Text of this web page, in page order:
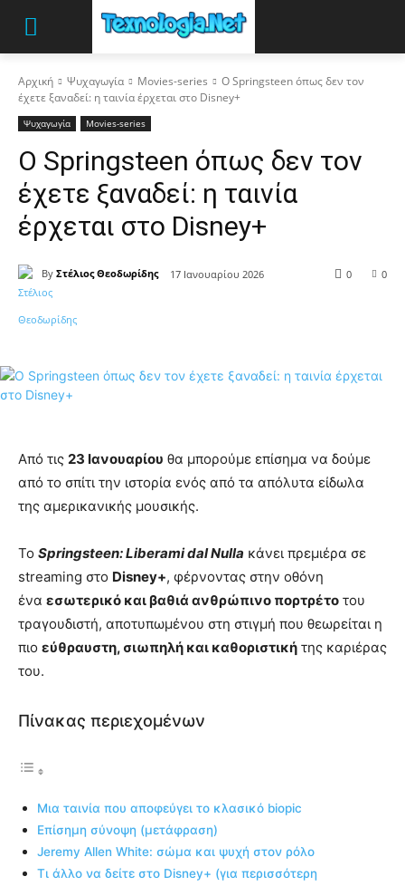
Αρχική Ψυχαγωγία Movies-series
Ο Springsteen όπως δεν τον
έχετε ξαναδεί: η ταινία έρχεται στο Disney+
Ψυχαγωγία Movies-series
Ο Springsteen όπως δεν τον
έχετε ξαναδεί: η ταινία
έρχεται στο Disney+
By Στέλιος Θεοδωρίδης 17 Ιανουαρίου 2026 0
0
Από τις 23 Ιανουαρίου θα μπορούμε επίσημα να δούμε
από το σπίτι την ιστορία ενός από τα απόλυτα είδωλα
της αμερικανικής μουσικής.
Το Springsteen: Liberami dal Nulla κάνει πρεμιέρα σε
streaming στο Disney+, φέρνοντας στην οθόνη
ένα εσωτερικό και βαθιά ανθρώπινο πορτρέτο του
τραγουδιστή, αποτυπωμένου στη στιγμή που θεωρείται η
πιο εύθραυστη, σιωπηλή και καθοριστική της καριέρας
του.
Πίνακας περιεχομένων
Μια ταινία που αποφεύγει το κλασικό biopic
Επίσημη σύνοψη (μετάφραση)
Jeremy Allen White: σώμα και ψυχή στον ρόλο
Τι άλλο να δείτε στο Disney+ (για περισσότερη